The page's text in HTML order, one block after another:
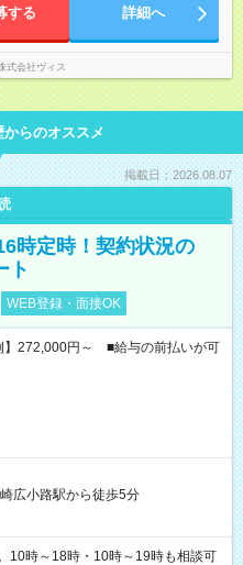
する 詳細へ
式会社ヴィス
らのオススメ
掲載日：2026.08.07
時定時！契約状況の
ト
WEB登録・面接OK
272,000円～ ■給与の前払いが可
広小路駅から徒歩5分
時～18時・10時～19時も相談可